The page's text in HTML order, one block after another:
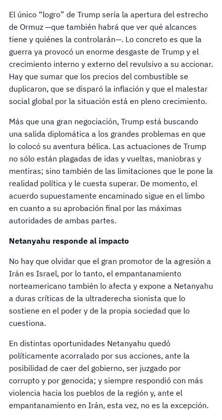
El único “logro” de Trump sería la apertura del estrecho
de Ormuz —que también habrá que ver qué alcances
tiene y quiénes la controlarán—. Lo concreto es que la
guerra ya provocó un enorme desgaste de Trump y el
crecimiento interno y externo del revulsivo a su accionar.
Hay que sumar que los precios del combustible se
duplicaron, que se disparó la inflación y que el malestar
social global por la situación está en pleno crecimiento.
Más que una gran negociación, Trump está buscando
una salida diplomática a los grandes problemas en que
lo colocó su aventura bélica. Las actuaciones de Trump
no sólo están plagadas de idas y vueltas, maniobras y
mentiras; sino también de las limitaciones que le pone la
realidad política y le cuesta superar. De momento, el
acuerdo supuestamente encaminado sigue en el limbo
en cuanto a su aprobación final por las máximas
autoridades de ambas partes.
Netanyahu responde al impacto
No hay que olvidar que el gran promotor de la agresión a
Irán es Israel, por lo tanto, el empantanamiento
norteamericano también lo afecta y expone a Netanyahu
a duras críticas de la ultraderecha sionista que lo
sostiene en el poder y de la propia sociedad que lo
cuestiona.
En distintas oportunidades Netanyahu quedó
políticamente acorralado por sus acciones, ante la
posibilidad de caer del gobierno, ser juzgado por
corrupto y por genocida; y siempre respondió con más
violencia hacia los pueblos de la región y, ante el
empantanamiento en Irán, esta vez, no es la excepción.